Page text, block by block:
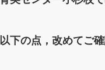
以下の点，改めてご確